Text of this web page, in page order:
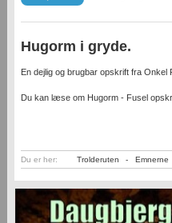
Hugorm i gryde.
En dejlig og brugbar opskrift fra Onkel
Du kan læse om Hugorm - Fusel
Du er her: Trolderuten - Emnerne